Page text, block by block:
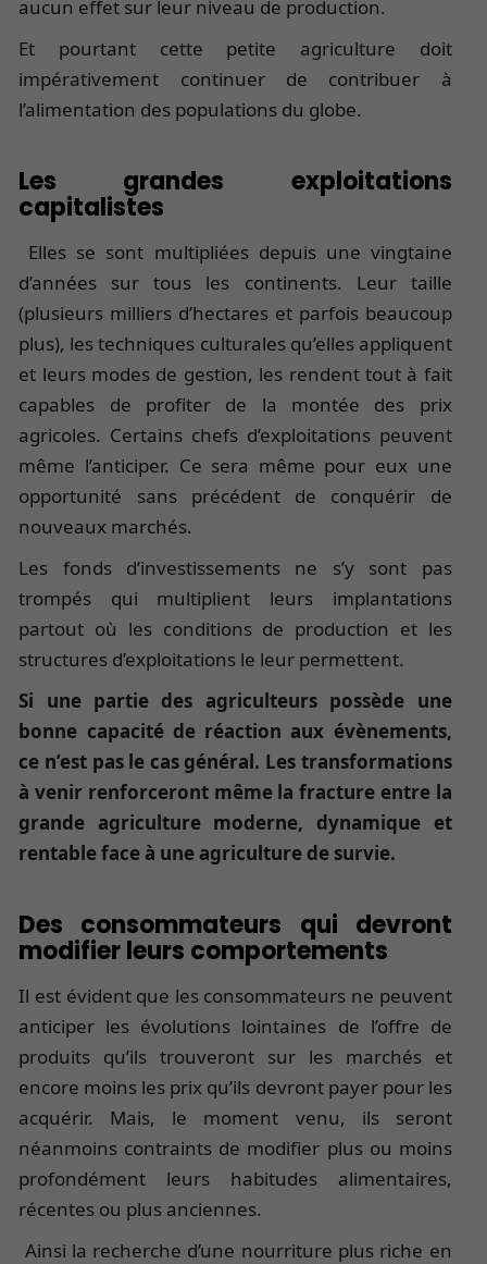
aucun effet sur leur niveau de production.
Et pourtant cette petite agriculture doit
impérativement continuer de contribuer à
l’alimentation des populations du globe.
Les grandes exploitations
capitalistes
Elles se sont multipliées depuis une vingtaine
d’années sur tous les continents. Leur taille
(plusieurs milliers d’hectares et parfois beaucoup
plus), les techniques culturales qu’elles appliquent
et leurs modes de gestion, les rendent tout à fait
capables de profiter de la montée des prix
agricoles. Certains chefs d’exploitations peuvent
même l’anticiper. Ce sera même pour eux une
opportunité sans précédent de conquérir de
nouveaux marchés.
Les fonds d’investissements ne s’y sont pas
trompés qui multiplient leurs implantations
partout où les conditions de production et les
structures d’exploitations le leur permettent.
Si une partie des agriculteurs possède une
bonne capacité de réaction aux évènements,
ce n’est pas le cas général. Les transformations
à venir renforceront même la fracture entre la
grande agriculture moderne, dynamique et
rentable face à une agriculture de survie.
Des consommateurs qui devront
modifier leurs comportements
Il est évident que les consommateurs ne peuvent
anticiper les évolutions lointaines de l’offre de
produits qu’ils trouveront sur les marchés et
encore moins les prix qu’ils devront payer pour les
acquérir. Mais, le moment venu, ils seront
néanmoins contraints de modifier plus ou moins
profondément leurs habitudes alimentaires,
récentes ou plus anciennes.
Ainsi la recherche d’une nourriture plus riche en